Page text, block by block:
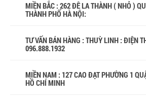
MIỀN BẮC : 262 ĐÊ LA THÀNH ( NHỎ )
THÀNH PHỐ HÀ NỘI:
TƯ VẤN BÁN HÀNG : THUỲ LINH : ĐIỆN
096.888.1932
MIỀN NAM : 127 CAO ĐẠT PHƯỜNG 1
HỒ CHÍ MINH